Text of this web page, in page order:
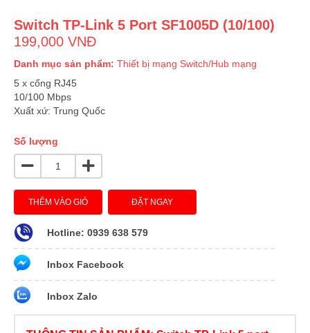
Switch TP-Link 5 Port SF1005D (10/100)
199,000 VNĐ
Danh mục sản phẩm: Thiết bị mạng Switch/Hub mạng
5 x cổng RJ45
10/100 Mbps
Xuất xứ: Trung Quốc
Số lượng
THÊM VÀO GIỎ ĐẶT NGAY
Hotline: 0939 638 579
Inbox Facebook
Inbox Zalo